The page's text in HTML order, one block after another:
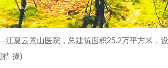
夏云景山医院，总建筑面积25.2万平方米，
皓 摄)